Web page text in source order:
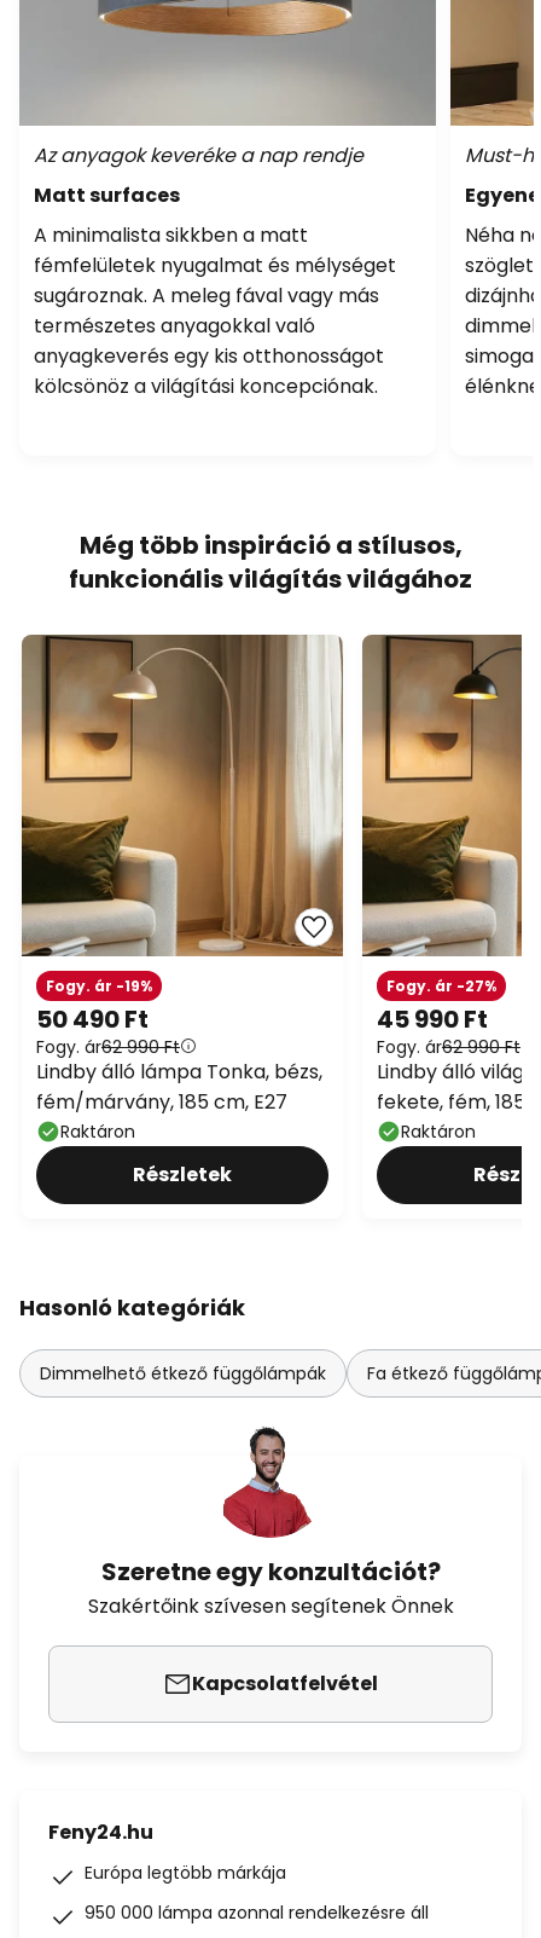
Az anyagok keveréke a nap rendje
Matt surfaces
A minimalista sikkben a matt
fémfelületek nyugalmat és mélységet
sugároznak. A meleg fával vagy más
természetes anyagokkal való
anyagkeverés egy kis otthonosságot
kölcsönöz a világítási koncepciónak.
Must-
Néha
Még több inspiráció a stílusos,
funkcionális világítás világához
50 490 Ft
Fogy. ár62 990 Ft
Fogy. ár -19%
Lindby álló lámpa Tonka, bézs,
fém/márvány, 185 cm, E27
Raktáron
Részletek
45 990 Ft
Fogy. ár62 990 Ft
Fogy. ár -27%
Lindby álló
fekete, fém, 185
Raktáron
Hasonló kategóriák
Dimmelhető étkező függőlámpák Fa étkező
Szeretne egy konzultációt?
Szakértőink szívesen segítenek Önnek
Kapcsolatfelvétel
Feny24.hu
Európa legtöbb márkája
950 000 lámpa azonnal rendelkezésre áll